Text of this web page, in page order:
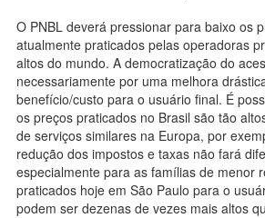
O PNBL deverá pressionar para baixo os
atualmente praticados pelas operadoras
altos do mundo. A democratização do
necessariamente por uma melhora
benefício/custo para o usuário final. É
os preços praticados no Brasil são tão
de serviços similares na Europa, por
redução dos impostos e taxas não fará
especialmente para as famílias de menor
praticados hoje em São Paulo para o
podem ser dezenas de vezes mais altos